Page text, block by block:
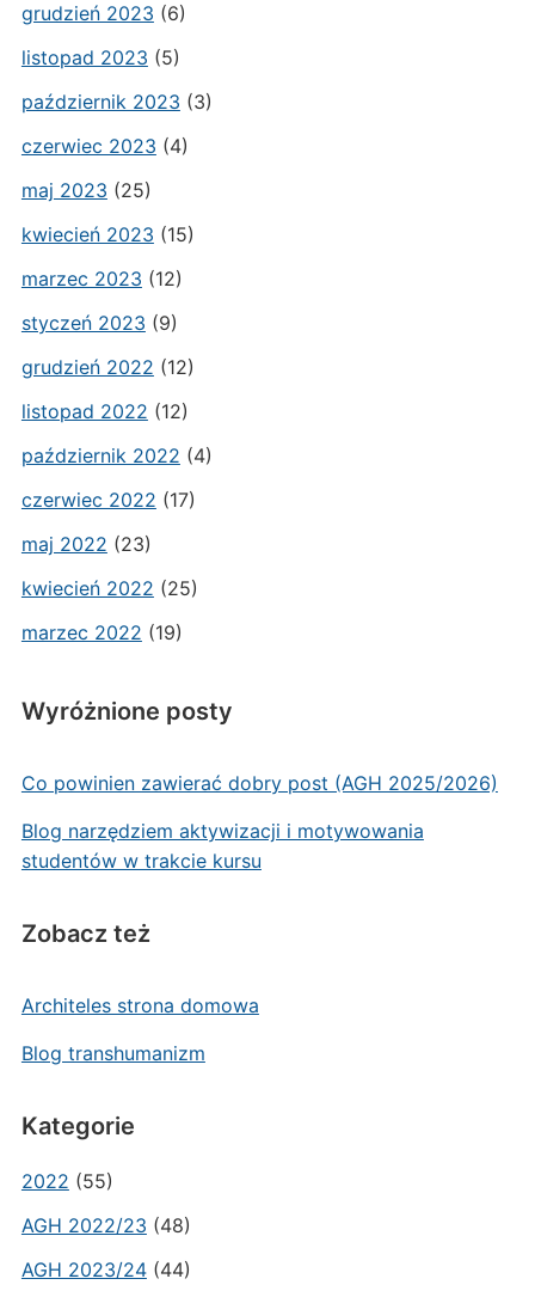
grudzień 2023 (6)
listopad 2023 (5)
październik 2023 (3)
czerwiec 2023 (4)
maj 2023 (25)
kwiecień 2023 (15)
marzec 2023 (12)
styczeń 2023 (9)
grudzień 2022 (12)
listopad 2022 (12)
październik 2022 (4)
czerwiec 2022 (17)
maj 2022 (23)
kwiecień 2022 (25)
marzec 2022 (19)
Wyróżnione posty
Co powinien zawierać dobry post (AGH 2025/2026)
Blog narzędziem aktywizacji i motywowania
studentów w trakcie kursu
Zobacz też
Architeles strona domowa
Blog transhumanizm
Kategorie
2022 (55)
AGH 2022/23 (48)
AGH 2023/24(44)